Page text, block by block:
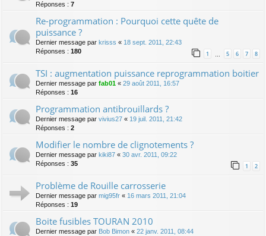
Réponses : 7
Re-programmation : Pourquoi cette quête de
puissance ?
Dernier message par krisss « 18 sept. 2011, 22:43
Réponses : 180 1 … 5 6 7 8
TSI : augmentation puissance reprogrammation boitier
Dernier message par fab01 « 29 août 2011, 16:57
Réponses : 16
Programmation antibrouillards ?
Dernier message par vivius27 « 19 juil. 2011, 21:42
Réponses : 2
Modifier le nombre de clignotements ?
Dernier message par kiki87 « 30 avr. 2011, 09:22
Réponses : 35 1 2
Problème de Rouille carrosserie
Dernier message par mig95fr « 16 mars 2011, 21:04
Réponses : 19
Boite fusibles TOURAN 2010
Dernier message par Bob Bimon « 22 janv. 2011, 08:44